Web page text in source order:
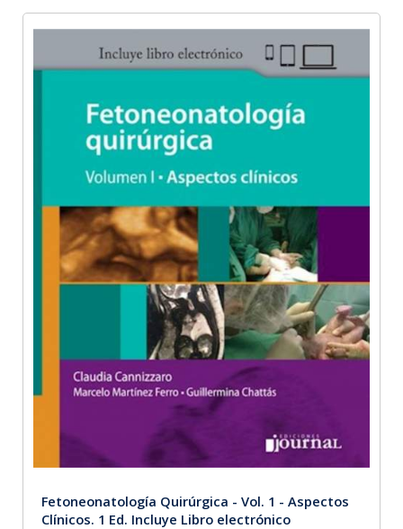
Fetoneonatología Quirúrgica - Vol. 1 - Aspectos
Clínicos. 1 Ed. Incluye Libro electrónico